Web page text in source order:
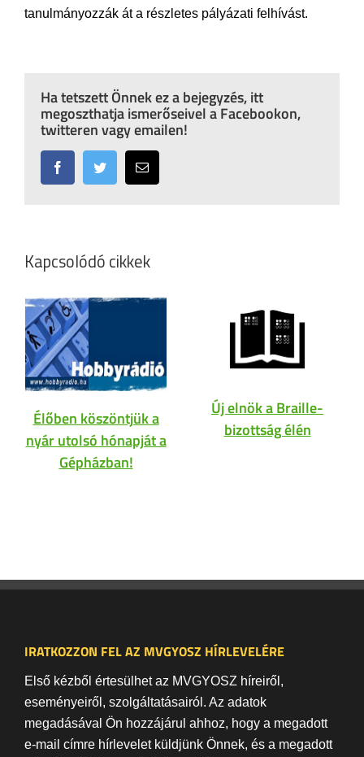
tanulmányozzák át a részletes pályázati felhívást.
Ha tetszett Önnek ez a bejegyzés, itt
megoszthatja ismerőseivel a Facebookon,
twitteren vagy emailen!
FacebookTwitter Email:
Kapcsolódó cikkek
Élőben köszöntjük a
nyár utolsó hónapját a
Gépházban!
Új elnök a Braille-
bizottság élén
IRATKOZZON FEL AZ MVGYOSZ HÍRLEVELÉRE
Első kézből értesülhet az MVGYOSZ híreiről,
eseményeiről, szolgáltatásairól. Az adatok
megadásával Ön hozzájárul ahhoz, hogy a megadott
e-mail címre hírlevelet küldjünk Önnek, és a megadott